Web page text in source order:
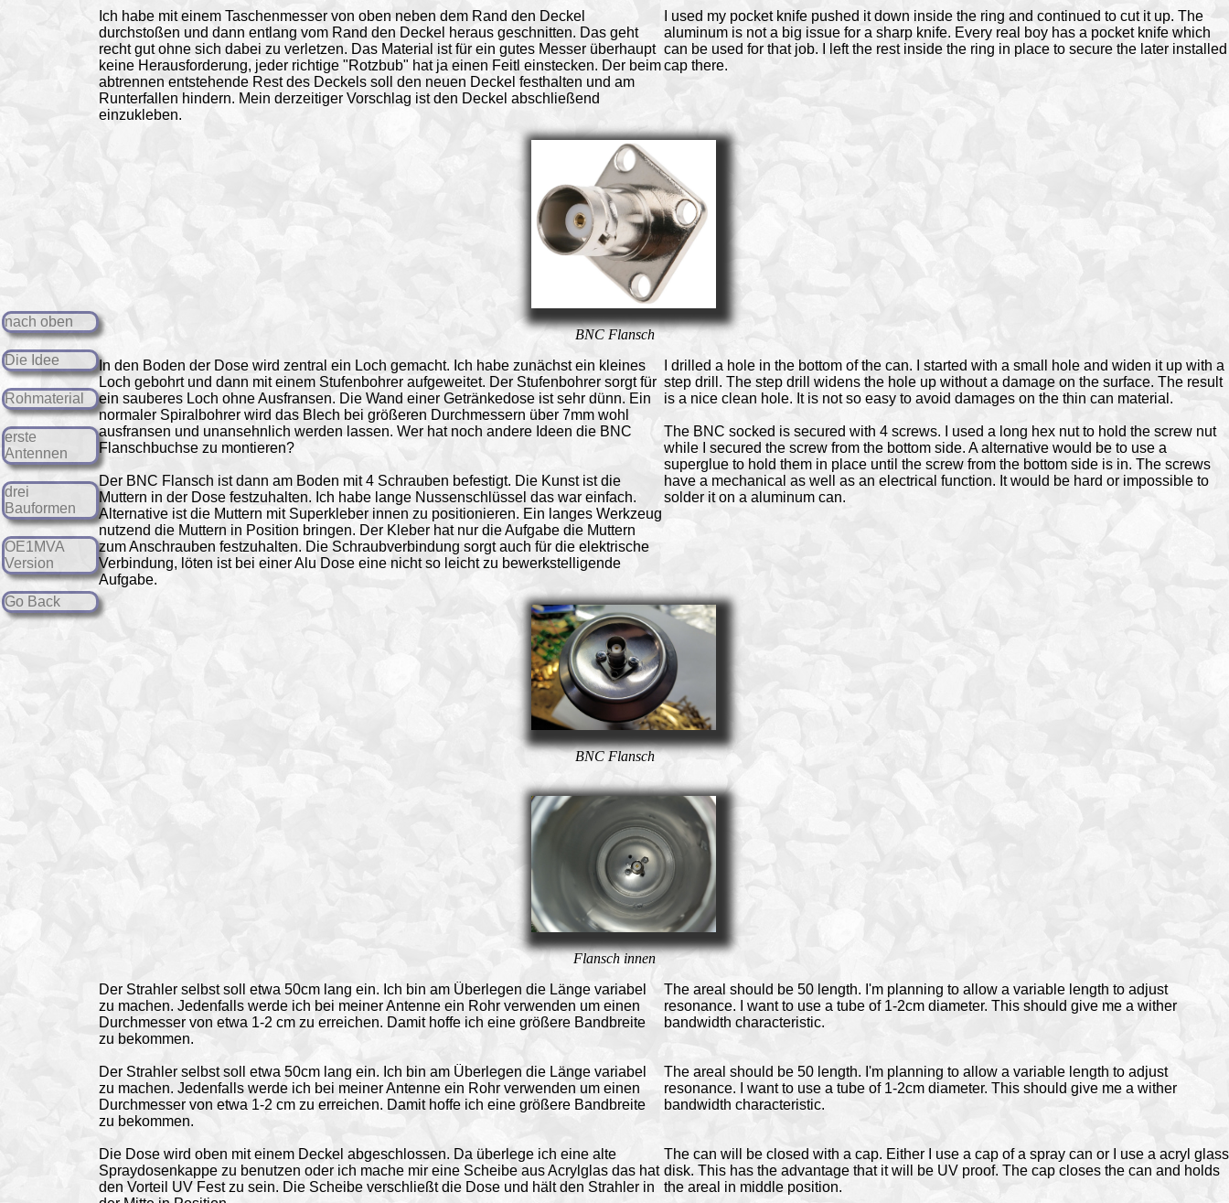
nach oben
Die Idee
Rohmaterial
erste
Antennen
drei
Bauformen
OE1MVA
Version
Go Back
Ich habe mit einem Taschenmesser von oben neben dem Rand den Deckel
durchstoßen und dann entlang vom Rand den Deckel heraus geschnitten. Das geht
recht gut ohne sich dabei zu verletzen. Das Material ist für ein gutes Messer überhaupt
keine Herausforderung, jeder richtige "Rotzbub" hat ja einen Feitl einstecken. Der beim
abtrennen entstehende Rest des Deckels soll den neuen Deckel festhalten und am
Runterfallen hindern. Mein derzeitiger Vorschlag ist den Deckel abschließend
einzukleben.
I used my pocket knife pushed it down inside the ring and continued to cut it up. The
aluminum is not a big issue for a sharp knife. Every real boy has a pocket knife which
can be used for that job. I left the rest inside the ring in place to secure the later installed
cap there.
BNC Flansch
In den Boden der Dose wird zentral ein Loch gemacht. Ich habe zunächst ein kleines
Loch gebohrt und dann mit einem Stufenbohrer aufgeweitet. Der Stufenbohrer sorgt für
ein sauberes Loch ohne Ausfransen. Die Wand einer Getränkedose ist sehr dünn. Ein
normaler Spiralbohrer wird das Blech bei größeren Durchmessern über 7mm wohl
ausfransen und unansehnlich werden lassen. Wer hat noch andere Ideen die BNC
Flanschbuchse zu montieren?
Der BNC Flansch ist dann am Boden mit 4 Schrauben befestigt. Die Kunst ist die
Muttern in der Dose festzuhalten. Ich habe lange Nussenschlüssel das war einfach.
Alternative ist die Muttern mit Superkleber innen zu positionieren. Ein langes Werkzeug
nutzend die Muttern in Position bringen. Der Kleber hat nur die Aufgabe die Muttern
zum Anschrauben festzuhalten. Die Schraubverbindung sorgt auch für die elektrische
Verbindung, löten ist bei einer Alu Dose eine nicht so leicht zu bewerkstelligende
Aufgabe.
I drilled a hole in the bottom of the can. I started with a small hole and widen it up with a
step drill. The step drill widens the hole up without a damage on the surface. The result
is a nice clean hole. It is not so easy to avoid damages on the thin can material.
The BNC socked is secured with 4 screws. I used a long hex nut to hold the screw nut
while I secured the screw from the bottom side. A alternative would be to use a
superglue to hold them in place until the screw from the bottom side is in. The screws
have a mechanical as well as an electrical function. It would be hard or impossible to
solder it on a aluminum can.
BNC Flansch
Flansch innen
Der Strahler selbst soll etwa 50cm lang ein. Ich bin am Überlegen die Länge variabel
zu machen. Jedenfalls werde ich bei meiner Antenne ein Rohr verwenden um einen
Durchmesser von etwa 1-2 cm zu erreichen. Damit hoffe ich eine größere Bandbreite
zu bekommen.
The areal should be 50 length. I'm planning to allow a variable length to adjust
resonance. I want to use a tube of 1-2cm diameter. This should give me a wither
bandwidth characteristic.
Der Strahler selbst soll etwa 50cm lang ein. Ich bin am Überlegen die Länge variabel
zu machen. Jedenfalls werde ich bei meiner Antenne ein Rohr verwenden um einen
Durchmesser von etwa 1-2 cm zu erreichen. Damit hoffe ich eine größere Bandbreite
zu bekommen.
The areal should be 50 length. I'm planning to allow a variable length to adjust
resonance. I want to use a tube of 1-2cm diameter. This should give me a wither
bandwidth characteristic.
Die Dose wird oben mit einem Deckel abgeschlossen. Da überlege ich eine alte
Spraydosenkappe zu benutzen oder ich mache mir eine Scheibe aus Acrylglas das hat
den Vorteil UV Fest zu sein. Die Scheibe verschließt die Dose und hält den Strahler in
The can will be closed with a cap. Either I use a cap of a spray can or I use a acryl glass
disk. This has the advantage that it will be UV proof. The cap closes the can and holds
the areal in middle position.